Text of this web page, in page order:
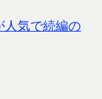
人気で続編の